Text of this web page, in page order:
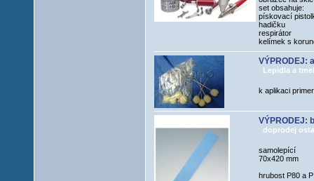
set obsahuje:
pískovací
hadičku
respirátor
kelímek s
VÝPRODEJ:
Lepidla a
k aplikaci
VÝPRODEJ:
doprodej
samolepící
70x420 mm
hrubost P80 a